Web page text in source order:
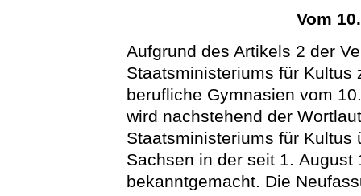
Vom
Aufgrund des Artikels 2 der
Staatsministeriums für Kultus
berufliche Gymnasien vom
wird nachstehend der
Staatsministeriums für
Sachsen in der seit 1.
bekanntgemacht. Die